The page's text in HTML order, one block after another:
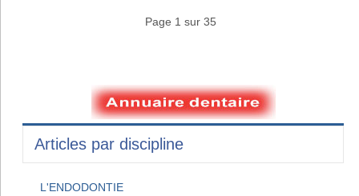
Page 1 sur 35
Articles par discipline
L'ENDODONTIE